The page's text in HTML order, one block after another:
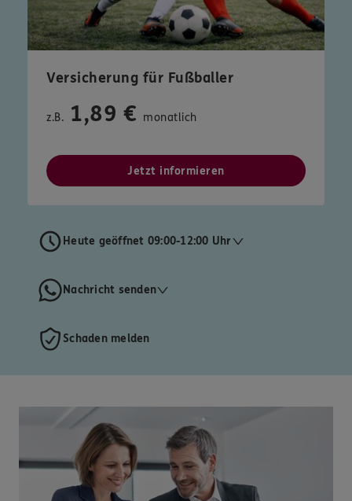
Versicherung für Fußballer
z.B. 1,89 € monatlich
Jetzt informieren
Heute geöffnet 09:00-12:00 Uhr
Nachricht senden
Schaden melden